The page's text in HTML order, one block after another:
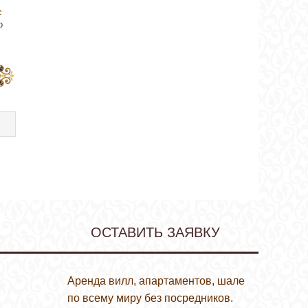
ОСТАВИТЬ ЗАЯВКУ
Аренда вилл, апартаментов, шале
по всему миру без посредников.